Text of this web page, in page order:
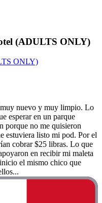
(ADULTS ONLY)
ONLY)
nuevo y muy limpio. Lo
esperar en un parque
porque no me quisieron
estuviera listo mi pod. Por el
cobrar $25 libras. Lo que
en recibir mi maleta
el mismo chico que